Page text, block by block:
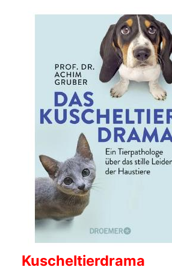
Kuscheltierdrama